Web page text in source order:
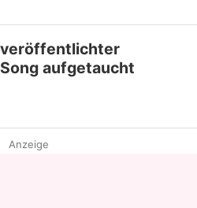
aufgetaucht
Anzeige